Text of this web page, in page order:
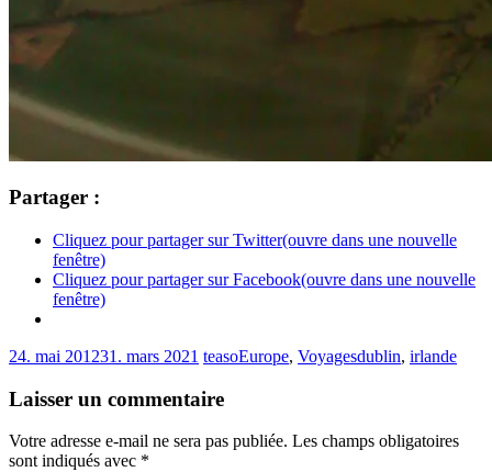
Partager :
Cliquez pour partager sur Twitter(ouvre dans une nouvelle
fenêtre)
Cliquez pour partager sur Facebook(ouvre dans une nouvelle
fenêtre)
24. mai 201231. mars 2021 teasoEurope, Voyagesdublin, irlande
Laisser un commentaire
Votre adresse e-mail ne sera pas publiée. Les champs obligatoires
sont indiqués avec *